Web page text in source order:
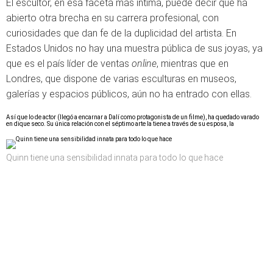
El escultor, en esa faceta más íntima, puede decir que ha
abierto otra brecha en su carrera profesional, con
curiosidades que dan fe de la duplicidad del artista. En
Estados Unidos no hay una muestra pública de sus joyas, ya
que es el país líder de ventas online, mientras que en
Londres, que dispone de varias esculturas en museos,
galerías y espacios públicos, aún no ha entrado con ellas.
Así que lo de actor (llegó a encarnar a Dalí como protagonista de un filme), ha quedado varado
en dique seco. Su única relación con el séptimo arte la tiene a través de su esposa, la
Quinn tiene una sensibilidad innata para todo lo que hace